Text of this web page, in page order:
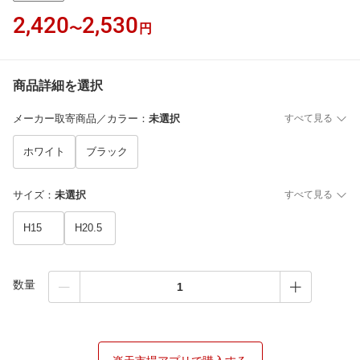
2,420〜2,530 円
商品詳細を選択
メーカー取寄商品／カラー ： 未選択 すべて見る
ホワイト ブラック
サイズ ： 未選択 すべて見る
H15 H20.5
数量